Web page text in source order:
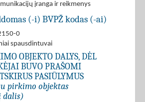
įranga ir reikmenys
(-i) BVPŽ kodas (-ai)
0
spausdintuvai
OBJEKTO DALYS, DĖL
BUVO PRAŠOMI
PASIŪLYMUS
pirkimo objektas
dalis)